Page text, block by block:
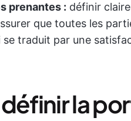
prenantes : définir
que toutes les
se traduit par une
la